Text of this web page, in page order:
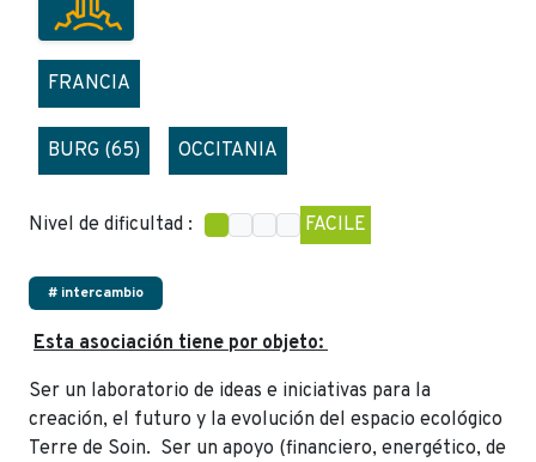
FRANCIA
BURG (65) OCCITANIA
Nivel de dificultad : FACILE
# intercambio
Esta asociación tiene por objeto:
Ser un laboratorio de ideas e iniciativas para la
creación, el futuro y la evolución del espacio ecológico
Terre de Soin. Ser un apoyo (financiero, energético, de